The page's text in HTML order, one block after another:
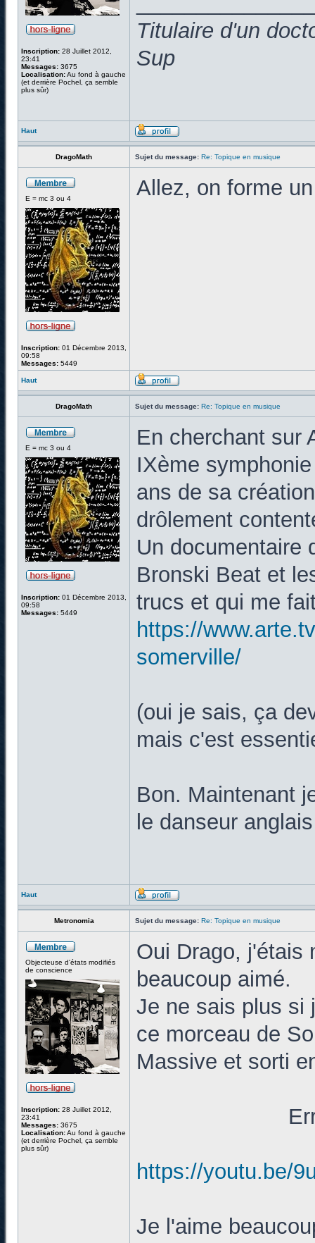
Inscription: 28 Juillet 2012,
23:41
Messages: 3675
Localisation:Au fond à gauche
(et derrière Pochel, ça semble
plus sûr)
Titulaire d'un
Sup
Haut
DragoMath Sujet du message: Re: Topique en musique
E = mc 3 ou 4
Inscription: 01 Décembre 2013,
09:58
Messages: 5449
Allez, on forme
Haut
DragoMath Sujet du message: Re: Topique en musique
E = mc 3 ou 4
Inscription: 01 Décembre 2013,
09:58
Messages: 5449
En cherchant sur
IXème
ans de sa
drôlement
Un documentaire
Bronski Beat et
trucs et qui me
https://
somerville/
(oui je sais, ça
mais c'est
Bon. Maintenant
le danseur
Haut
Metronomia Sujet du message: Re: Topique en musique
Objecteuse d'états modifiés
de conscience
Inscription: 28 Juillet 2012,
23:41
Messages: 3675
Localisation:Au fond à gauche
(et derrière Pochel, ça semble
plus sûr)
Oui Drago, j'étais
beaucoup aimé.
Je ne sais plus si
ce morceau de
Massive et sorti
https://youtu.be/
Je l'aime